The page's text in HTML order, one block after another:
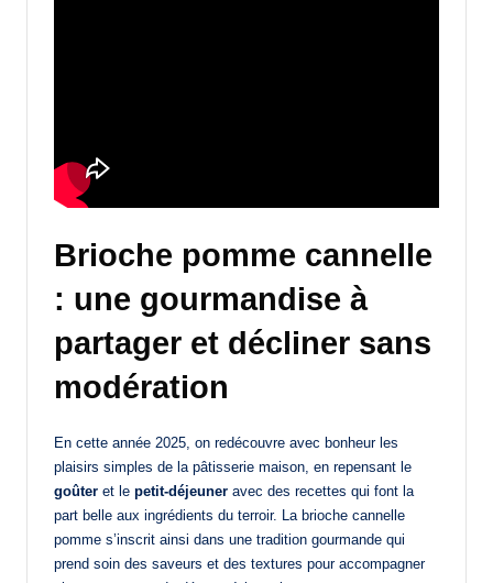
Brioche pomme cannelle
: une gourmandise à
partager et décliner sans
modération
En cette année 2025, on redécouvre avec bonheur les
plaisirs simples de la pâtisserie maison, en repensant le
goûter et le petit-déjeuner avec des recettes qui font la
part belle aux ingrédients du terroir. La brioche cannelle
pomme s’inscrit ainsi dans une tradition gourmande qui
prend soin des saveurs et des textures pour accompagner